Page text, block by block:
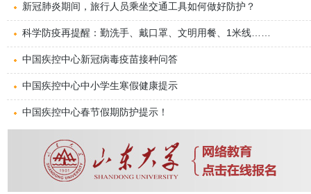
新冠肺炎期间，旅行人员乘坐交通工具如何做好防护？
科学防疫再提醒：勤洗手、戴口罩、文明用餐、1米线……
中国疾控中心新冠病毒疫苗接种问答
中国疾控中心中小学生寒假健康提示
中国疾控中心春节假期防护提示！